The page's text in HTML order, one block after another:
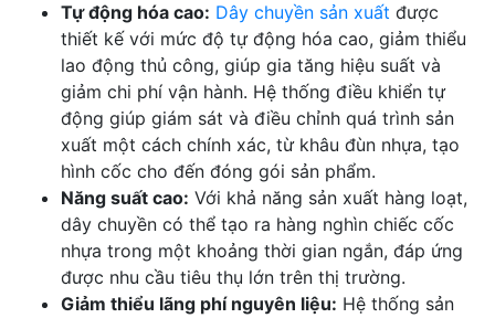
Tự động hóa cao: Dây chuyền sản xuất được
thiết kế với mức độ tự động hóa cao, giảm thiểu
lao động thủ công, giúp gia tăng hiệu suất và
giảm chi phí vận hành. Hệ thống điều khiển tự
động giúp giám sát và điều chỉnh quá trình sản
xuất một cách chính xác, từ khâu đùn nhựa, tạo
hình cốc cho đến đóng gói sản phẩm.
Năng suất cao: Với khả năng sản xuất hàng loạt,
dây chuyền có thể tạo ra hàng nghìn chiếc cốc
nhựa trong một khoảng thời gian ngắn, đáp ứng
được nhu cầu tiêu thụ lớn trên thị trường.
Giảm thiểu lãng phí nguyên liệu: Hệ thống sản